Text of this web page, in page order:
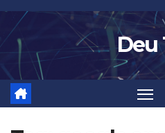
Skip
to
content
Deu